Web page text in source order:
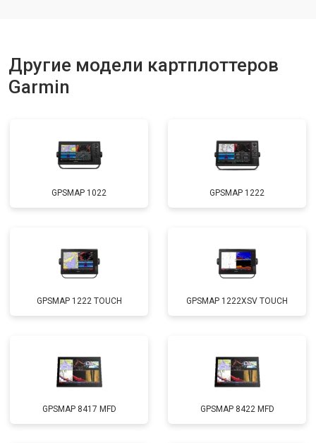
Другие модели картплоттеров
Garmin
GPSMAP 1022 GPSMAP 1222
GPSMAP 1222 TOUCH GPSMAP 1222XSV TOUCH
GPSMAP 8417 MFD GPSMAP 8422 MFD